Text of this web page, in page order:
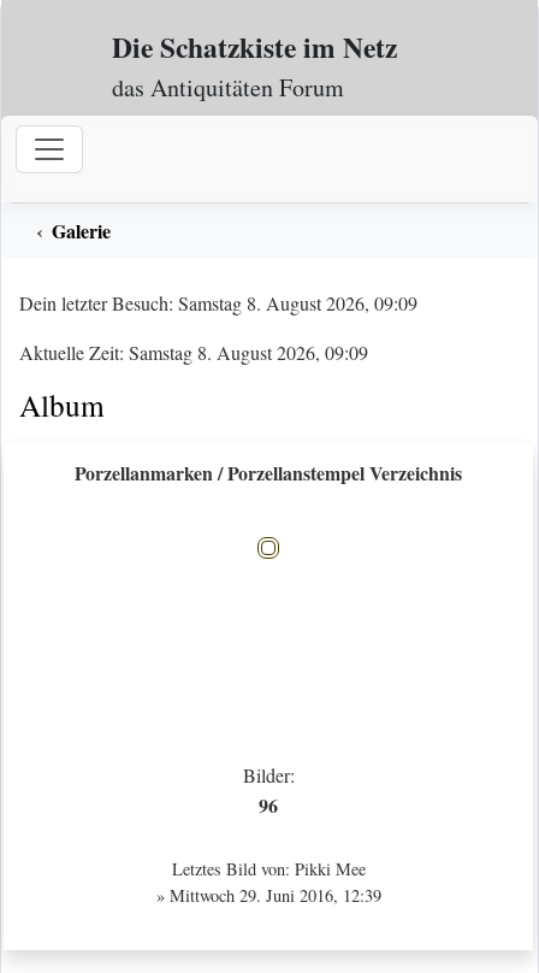
Zum Inhalt
Die Schatzkiste im Netz
das Antiquitäten Forum
Galerie
Dein letzter Besuch: Samstag 8. August 2026, 09:09
Aktuelle Zeit: Samstag 8. August 2026, 09:09
Album
Porzellanmarken / Porzellanstempel Verzeichnis
Bilder:
96
Letztes Bild von: Pikki Mee
» Mittwoch 29. Juni 2016, 12:39